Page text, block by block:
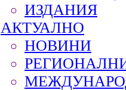
ИЗДАНИЯ
АКТУАЛНО
НОВИНИ